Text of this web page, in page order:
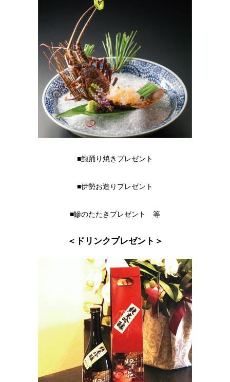
■鮑踊り焼きプレゼント
■伊勢お造りプレゼント
■鰺のたたきプレゼント 等
＜ドリンクプレゼント＞